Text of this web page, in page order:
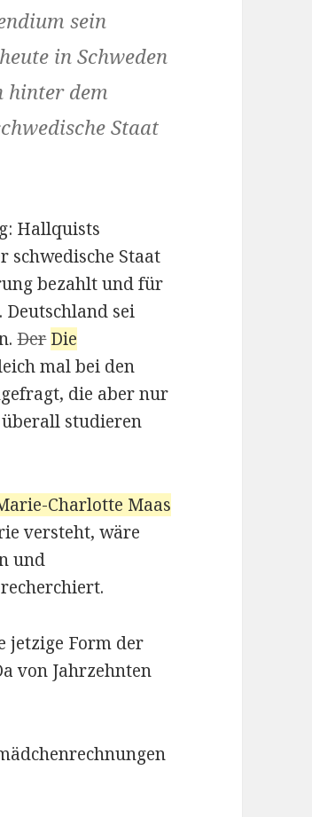
sein
in Schweden
hinter dem
Staat
Hallquists
schwedische Staat
bezahlt und für
Deutschland sei
Der Die
mal bei den
die aber nur
überall studieren
Charlotte Maas
versteht, wäre
und
jetzige Form der
von Jahrzehnten